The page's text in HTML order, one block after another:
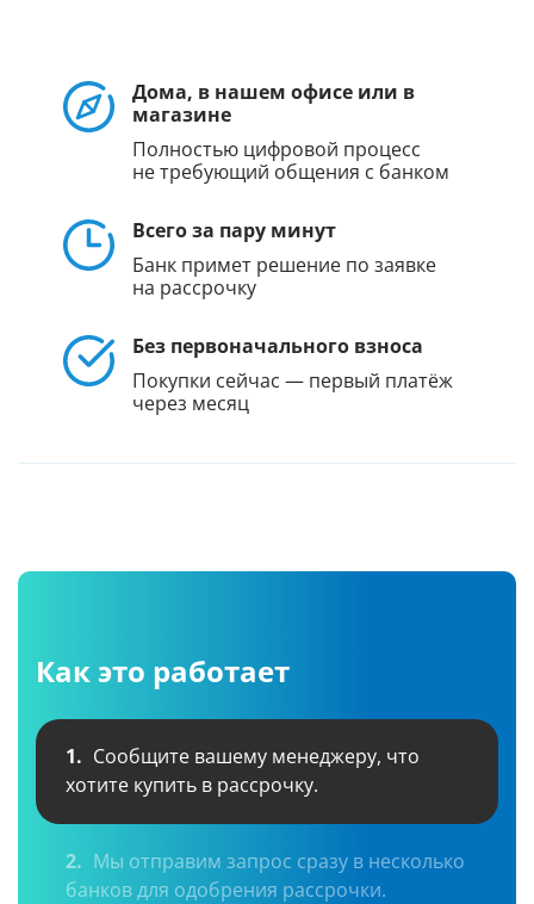
Дома, в нашем офисе или в
магазине
Полностью цифровой процесс
не требующий общения с банком
Всего за пару минут
Банк примет решение по заявке
на рассрочку
Без первоначального взноса
Покупки сейчас — первый платёж
через месяц
Как это работает
1. Сообщите вашему менеджеру, что
хотите купить в рассрочку.
2. Мы отправим запрос сразу в несколько
банков для одобрения рассрочки.